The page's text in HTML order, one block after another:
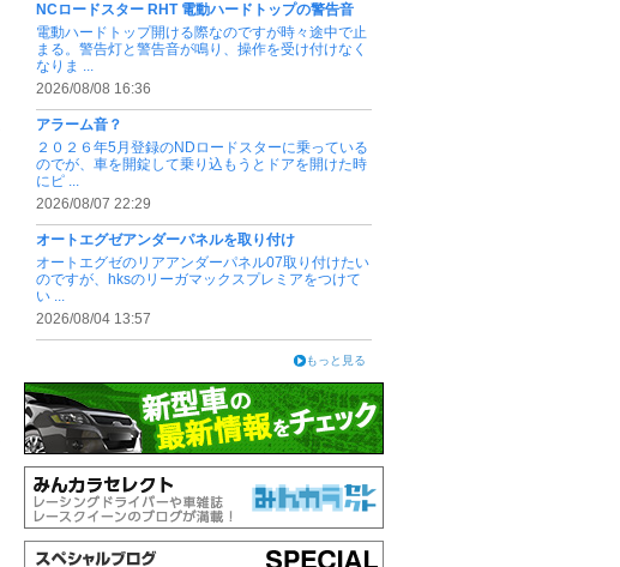
NCロードスター RHT 電動ハードトップの警告音
電動ハードトップ開ける際なのですが時々途中で止
まる。警告灯と警告音が鳴り、操作を受け付けなく
なりま ...
2026/08/08 16:36
アラーム音？
２０２６年5月登録のNDロードスターに乗っている
のでが、車を開錠して乗り込もうとドアを開けた時
にピ ...
2026/08/07 22:29
オートエグゼアンダーパネルを取り付け
オートエグゼのリアアンダーパネル07取り付けたい
のですが、hksのリーガマックスプレミアをつけて
い ...
2026/08/04 13:57
もっと見る